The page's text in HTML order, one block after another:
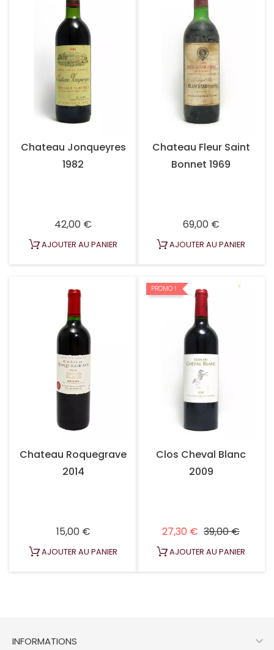
Chateau Jonqueyres
1982
42,00 €
AJOUTER AU PANIER
Chateau Fleur Saint
Bonnet 1969
69,00 €Prix
AJOUTER AU PANIER
Chateau Roquegrave
2014
15,00 €Prix
AJOUTER AU PANIER
PROMO !
Clos Cheval Blanc
2009
27,30 € Prix habituel
39,00 €Prix
AJOUTER AU PANIER
INFORMATIONS 